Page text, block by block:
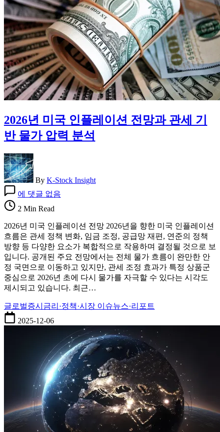
장,
데
이
터
센
터
초
호
황
2026년 미국 인플레이션 전망과 관세 기
반 물가 압력 분석
By K-Stock Insight
년
미
인
플
레
이
션
전
망
과
관
세
석
에 댓글 없음
2 Min Read
2026년 미국 인플레이션 전망 2026년을 향한 미국 인플레이션
흐름은 관세 정책 변화, 임금 조정, 공급망 재편, 연준의 정책
방향 등 다양한 요소가 복합적으로 작용하며 결정될 것으로 보
입니다. 공개된 주요 전망에서는 전체 물가 흐름이 완만한 안
정 국면으로 이동하고 있지만, 관세 조정 효과가 특정 상품군
중심으로 2026년 초에 다시 물가를 자극할 수 있다는 시각도
제시되고 있습니다. 최근…
글로벌증시 금리·정책·시장 이슈뉴스·리포트
2025-12-06